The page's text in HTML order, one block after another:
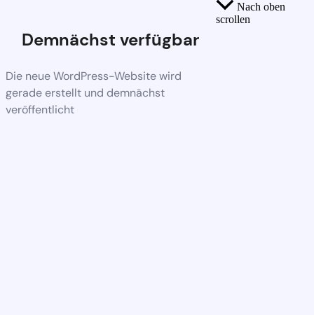
Demnächst verfügbar
Die neue WordPress-Website wird
gerade erstellt und demnächst
veröffentlicht
Nach oben
scrollen